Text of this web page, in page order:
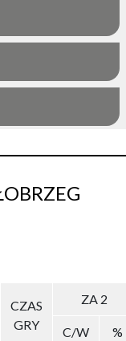
CZAS
GRY
ZA 2
C/W %
CZAS
GRY
ZA 2
C/W %